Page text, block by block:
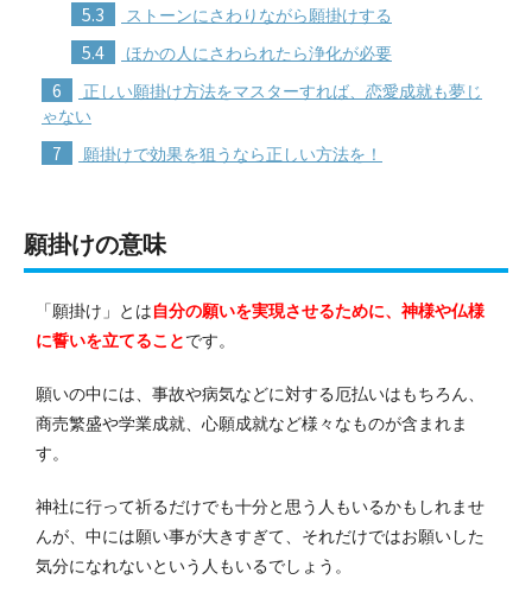
5.3 ストーンにさわりながら願掛けする
5.4 ほかの人にさわられたら浄化が必要
6
正しい願掛け方法をマスターすれば、恋愛成就も夢じ
ゃない
7 願掛けで効果を狙うなら正しい方法を！
願掛けの意味
「願掛け」とは自分の願いを実現させるために、神様や仏様
に誓いを立てることです。
願いの中には、事故や病気などに対する厄払いはもちろん、
商売繁盛や学業成就、心願成就など様々なものが含まれま
す。
神社に行って祈るだけでも十分と思う人もいるかもしれませ
んが、中には願い事が大きすぎて、それだけではお願いした
気分になれないという人もいるでしょう。